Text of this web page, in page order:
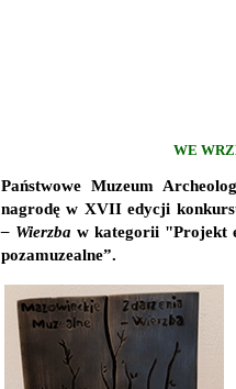
WE
Państwowe Muzeum
nagrodę w XVII edycji
– Wierzba w kategorii "Projekt
pozamuzealne”.